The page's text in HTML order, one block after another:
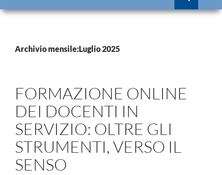
Archivio mensile:Luglio 2025
FORMAZIONE ONLINE
DEI DOCENTI IN
SERVIZIO: OLTRE GLI
STRUMENTI, VERSO IL
SENSO